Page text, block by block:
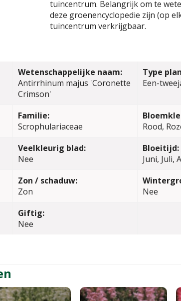
tuincentrum. Belangrijk om te
deze groenencyclopedie zijn (op
tuincentrum verkrijgbaar.
Wetenschappelijke naam:
Antirrhinum majus 'Coronette
Crimson'
Type
Een-
Familie:
Scrophulariaceae
Rood,
Veelkleurig blad:
Nee
Bloeitijd:
Juni, Juli,
Zon / schaduw:
Zon
Nee
Giftig:
Nee